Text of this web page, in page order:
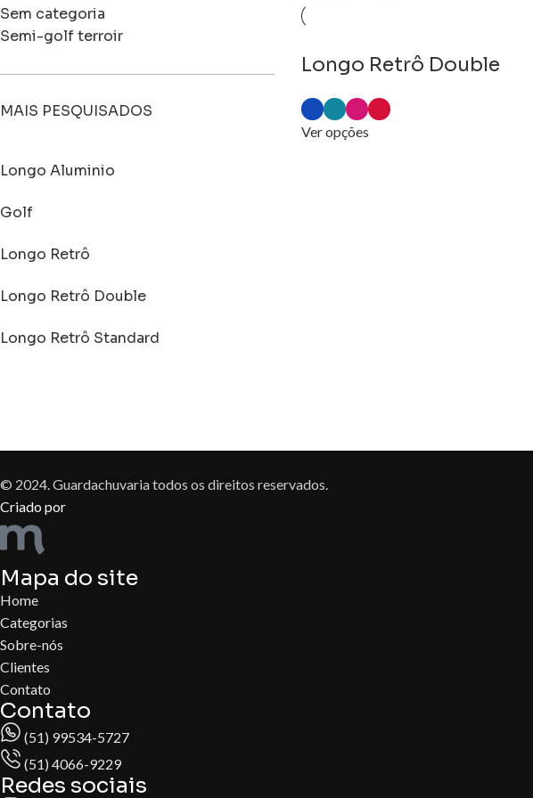
Sem categoria
Semi-golf terroir
MAIS PESQUISADOS
Longo Aluminio
Golf
Longo Retrô
Longo Retrô Double
Longo Retrô Standard
Longo Retrô Double
Ver opções
© 2024. Guardachuvaria todos os direitos reservados.
Criado por
Mapa do site
Home
Categorias
Sobre-nós
Clientes
Contato
Contato
(51) 99534-5727
(51) 4066-9229
Redes sociais